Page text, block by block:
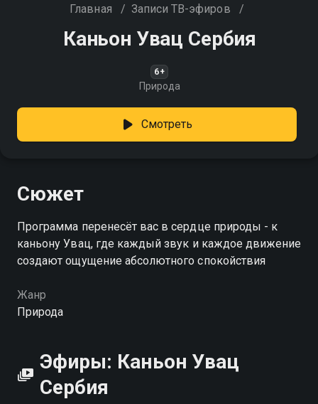
Главная / Записи ТВ-эфиров /
Каньон Увац Сербия
6+
Природа
Смотреть
Сюжет
Программа перенесёт вас в сердце природы - к
каньону Увац, где каждый звук и каждое движение
создают ощущение абсолютного спокойствия
Жанр
Природа
Эфиры: Каньон Увац
Сербия